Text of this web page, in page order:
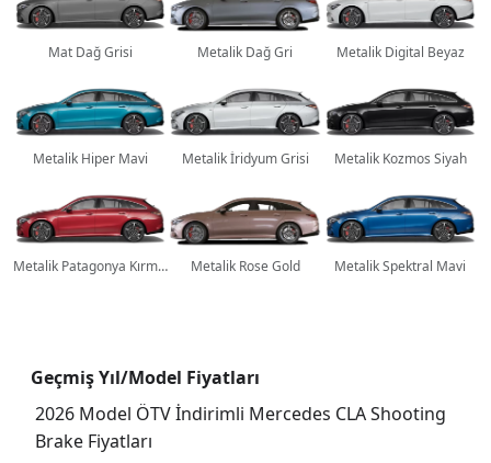
Mat Dağ Grisi Metalik Dağ Gri Metalik Digital Beyaz
Metalik Hiper Mavi Metalik İridyum Grisi Metalik Kozmos Siyah
Metalik Patagonya Kırmızısı Metalik Rose Gold Metalik Spektral Mavi
Geçmiş Yıl/Model Fiyatları
2026 Model ÖTV İndirimli Mercedes CLA Shooting
Brake Fiyatları